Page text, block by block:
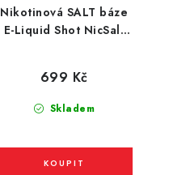
Nikotinová SALT báze
E-Liquid Shot NicSalt
Skladem
699 Kč